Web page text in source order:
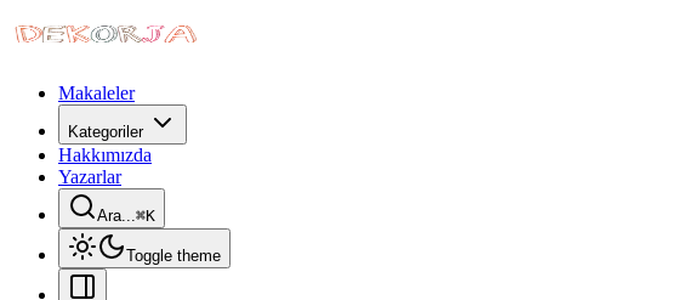
Makaleler
Kategoriler
Hakkımızda
Yazarlar
Ara...⌘K
Toggle theme